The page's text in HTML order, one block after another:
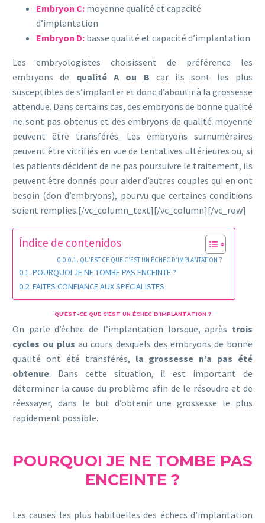
Embryon C: moyenne qualité et capacité
d’implantation
Embryon D: basse qualité et capacité d’implantation
Les embryologistes choisissent de préférence les
embryons de qualité A ou B car ils sont les plus
susceptibles de s’implanter et donc d’aboutir à la grossesse
attendue. Dans certains cas, des embryons de bonne qualité
ne sont pas obtenus et des embryons de qualité moyenne
peuvent être transférés. Les embryons surnuméraires
peuvent être vitrifiés en vue de tentatives ultérieures ou, si
les patients décident de ne pas poursuivre le traitement, ils
peuvent être donnés pour aider d’autres couples qui en ont
besoin (don d’embryons), pourvu que certaines conditions
soient remplies.[/vc_column_text][/vc_column][/vc_row]
Índice de contenidos
QU’EST-CE QUE C’EST UN ÉCHEC D’IMPLANTATION ?
POURQUOI JE NE TOMBE PAS ENCEINTE ?
FAITES CONFIANCE AUX SPÉCIALISTES
QU’EST-CE QUE C’EST UN ÉCHEC D’IMPLANTATION ?
On parle d’échec de l’implantation lorsque, après trois
cycles ou plus au cours desquels des embryons de bonne
qualité ont été transférés, la grossesse n’a pas été
obtenue. Dans cette situation, il est important de
déterminer la cause du problème afin de le résoudre et de
réessayer, dans le but d’obtenir une grossesse le plus
rapidement possible.
POURQUOI JE NE TOMBE PAS
ENCEINTE ?
Les causes les plus habituelles des échecs d’implantation